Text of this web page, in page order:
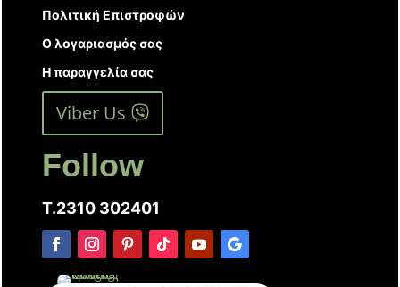
Πολιτική Επιστροφών
Ο λογαριασμός σας
Η παραγγελία σας
Viber Us
Follow
T.2310 302401